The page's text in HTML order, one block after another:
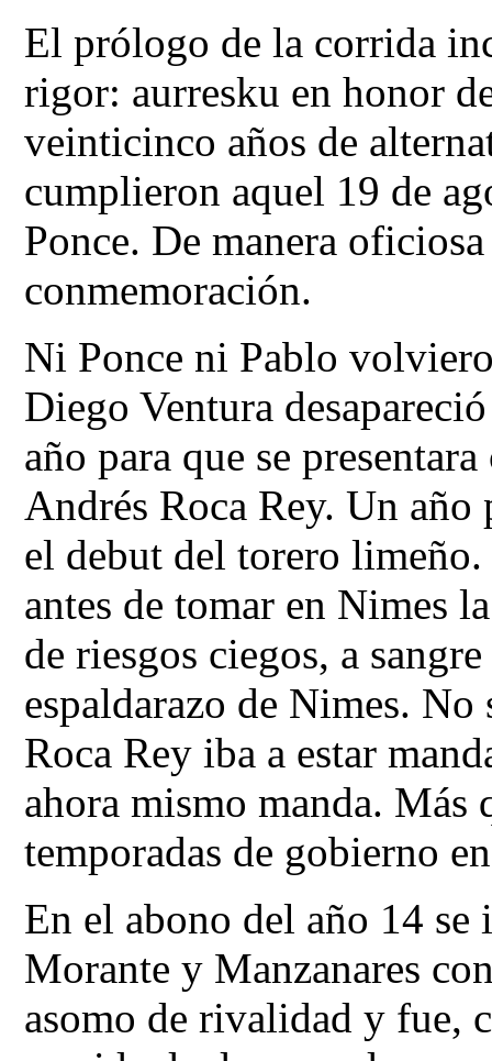
El prólogo de la corrida
rigor: aurresku en honor
veinticinco años de
cumplieron aquel 19 de
Ponce. De manera
conmemoración.
Ni Ponce ni Pablo
Diego Ventura
año para que se
Andrés Roca Rey. Un año
el debut del torero
antes de tomar en Nimes
de riesgos ciegos, a
espaldarazo de Nimes.
Roca Rey iba a estar
ahora mismo manda. Más
temporadas de gobierno
En el abono del año 14
Morante y Manzanares
asomo de rivalidad y fue,